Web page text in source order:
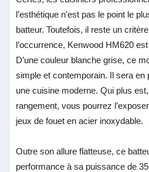
l’esthétique n’est pas le point le
batteur. Toutefois, il reste un
l’occurrence, Kenwood HM620
D’une couleur blanche grise, ce
simple et contemporain. Il sera en
une cuisine moderne. Qui plus
rangement, vous pourrez
jeux de fouet en acier inoxydable.
Outre son allure flatteuse, ce
performance à sa puissance de